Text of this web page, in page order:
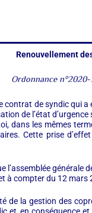
Renouvellement
Ordonnance
de syndic qui
de l’état
dans les mêmes
Cette prise
à compter du 12 mars
de la gestion des